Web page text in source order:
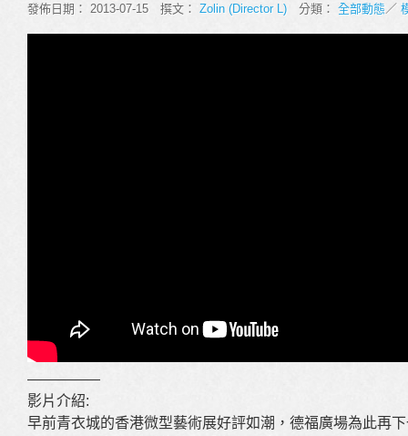
發佈日期： 2013-07-15 撰文： Zolin (Director L) 分類： 全部動態／
—————
影片介紹:
早前青衣城的香港微型藝術展好評如潮，德福廣場為此再